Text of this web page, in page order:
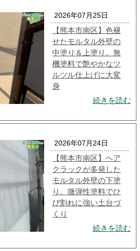
2026年07月25日
【熊本市南区】色褪
せたモルタル外壁の
中塗り＆上塗り。無
機塗料で艶やかなツ
ルツル仕上げに大変
身
続きを読む
2026年07月24日
【熊本市南区】ヘア
クラックが多発した
モルタル外壁の下塗
り。微弾性塗料でひ
び割れに強い土台づ
くり
続きを読む